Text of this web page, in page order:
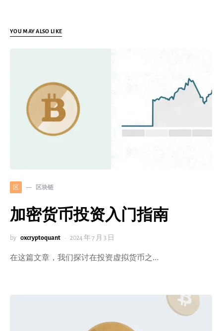
YOU MAY ALSO LIKE
区 区块链
加密货币投资入门指南
by 0xcryptoquant 2024 年 7 月 3 日
在这篇文章，我们探讨在投资虚拟货币之…